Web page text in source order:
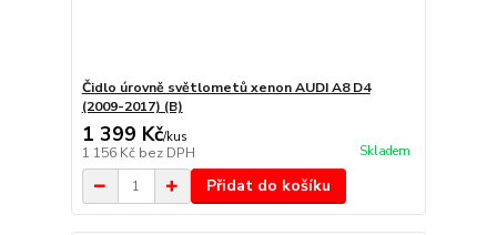
Čidlo úrovně světlometů xenon AUDI A8 D4
(2009-2017) (B)
1 399 Kč/kus
1 156 Kč bez DPH Skladem
Přidat do košíku